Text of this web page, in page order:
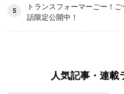
トランスフォーマーごー！
話限定公開中！
人気記事・連載